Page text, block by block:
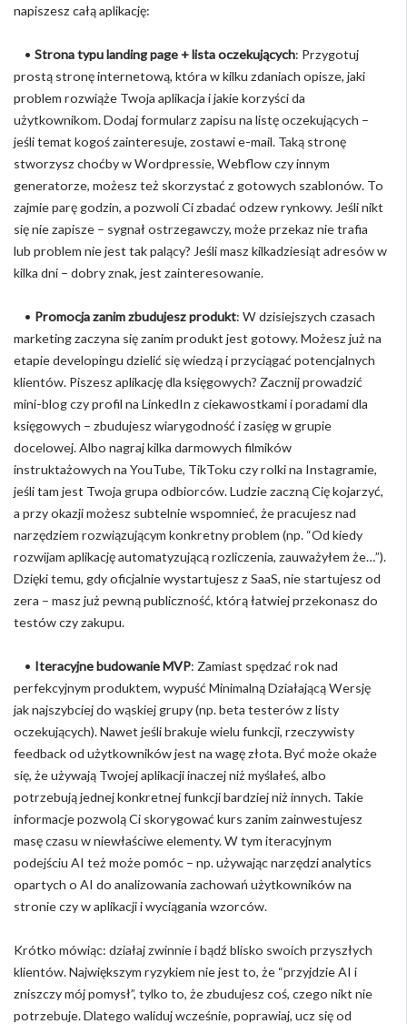
napiszesz całą aplikację:
• Strona typu landing page + lista oczekujących: Przygotuj
prostą stronę internetową, która w kilku zdaniach opisze, jaki
problem rozwiąże Twoja aplikacja i jakie korzyści da
użytkownikom. Dodaj formularz zapisu na listę oczekujących –
jeśli temat kogoś zainteresuje, zostawi e-mail. Taką stronę
stworzysz choćby w Wordpressie, Webflow czy innym
generatorze, możesz też skorzystać z gotowych szablonów. To
zajmie parę godzin, a pozwoli Ci zbadać odzew rynkowy. Jeśli nikt
się nie zapisze – sygnał ostrzegawczy, może przekaz nie trafia
lub problem nie jest tak palący? Jeśli masz kilkadziesiąt adresów w
kilka dni – dobry znak, jest zainteresowanie.
• Promocja zanim zbudujesz produkt: W dzisiejszych czasach
marketing zaczyna się zanim produkt jest gotowy. Możesz już na
etapie developingu dzielić się wiedzą i przyciągać potencjalnych
klientów. Piszesz aplikację dla księgowych? Zacznij prowadzić
mini-blog czy profil na LinkedIn z ciekawostkami i poradami dla
księgowych – zbudujesz wiarygodność i zasięg w grupie
docelowej. Albo nagraj kilka darmowych filmików
instruktażowych na YouTube, TikToku czy rolki na Instagramie,
jeśli tam jest Twoja grupa odbiorców. Ludzie zaczną Cię kojarzyć,
a przy okazji możesz subtelnie wspomnieć, że pracujesz nad
narzędziem rozwiązującym konkretny problem (np. “Od kiedy
rozwijam aplikację automatyzującą rozliczenia, zauważyłem że…”).
Dzięki temu, gdy oficjalnie wystartujesz z SaaS, nie startujesz od
zera – masz już pewną publiczność, którą łatwiej przekonasz do
testów czy zakupu.
• Iteracyjne budowanie MVP: Zamiast spędzać rok nad
perfekcyjnym produktem, wypuść Minimalną Działającą Wersję
jak najszybciej do wąskiej grupy (np. beta testerów z listy
oczekujących). Nawet jeśli brakuje wielu funkcji, rzeczywisty
feedback od użytkowników jest na wagę złota. Być może okaże
się, że używają Twojej aplikacji inaczej niż myślałeś, albo
potrzebują jednej konkretnej funkcji bardziej niż innych. Takie
informacje pozwolą Ci skorygować kurs zanim zainwestujesz
masę czasu w niewłaściwe elementy. W tym iteracyjnym
podejściu AI też może pomóc – np. używając narzędzi analytics
opartych o AI do analizowania zachowań użytkowników na
stronie czy w aplikacji i wyciągania wzorców.
Krótko mówiąc: działaj zwinnie i bądź blisko swoich przyszłych
klientów. Największym ryzykiem nie jest to, że “przyjdzie AI i
zniszczy mój pomysł”, tylko to, że zbudujesz coś, czego nikt nie
potrzebuje. Dlatego waliduj wcześnie, poprawiaj, ucz się od